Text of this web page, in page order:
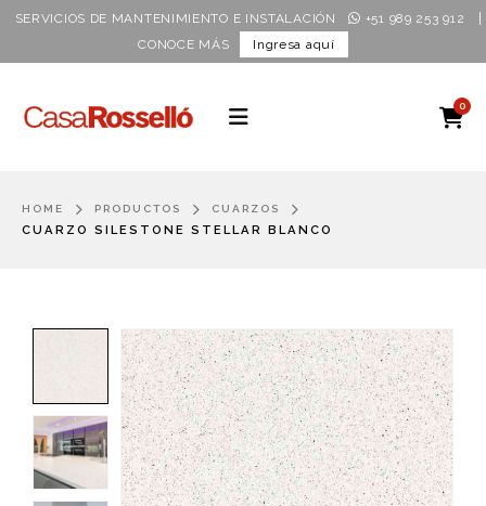
SERVICIOS DE MANTENIMIENTO E INSTALACIÓN +51 989 253 912
CONOCE MÁS Ingresa aquí
0
HOME PRODUCTOS CUARZOS
CUARZO SILESTONE STELLAR BLANCO